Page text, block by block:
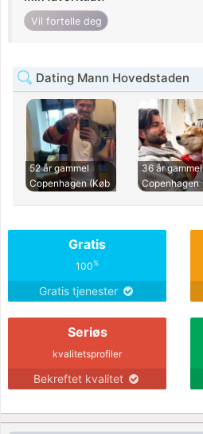
Vil fortelle deg
Dating Mann Hovedstaden
52 år gammel
Copenhagen (Køb
36 år gammel
Copenhagen
Gratis
100%
Gratis tjenester
Seriøs
kvalitetsprofiler
Bekreftet kvalitet